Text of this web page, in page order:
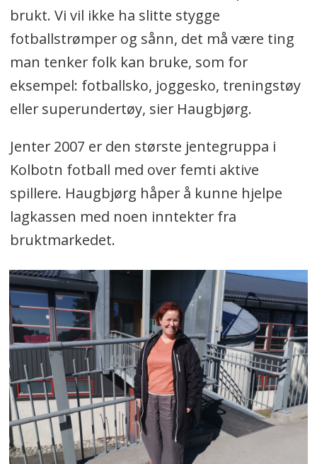
brukt. Vi vil ikke ha slitte stygge
fotballstrømper og sånn, det må være ting
man tenker folk kan bruke, som for
eksempel: fotballsko, joggesko, treningstøy
eller superundertøy, sier Haugbjørg.
Jenter 2007 er den største jentegruppa i
Kolbotn fotball med over femti aktive
spillere. Haugbjørg håper å kunne hjelpe
lagkassen med noen inntekter fra
bruktmarkedet.